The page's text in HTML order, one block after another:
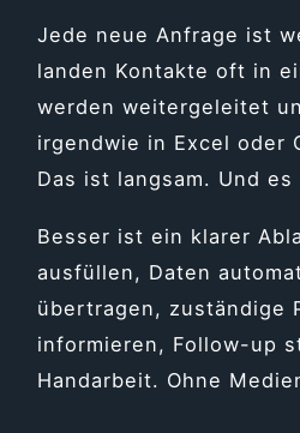
Jede neue Anfrage ist
landen Kontakte oft in
werden weitergeleitet
irgendwie in Excel oder
Das ist langsam. Und
Besser ist ein klarer
ausfüllen, Daten
übertragen, zuständige
informieren, Follow-up
Handarbeit. Ohne